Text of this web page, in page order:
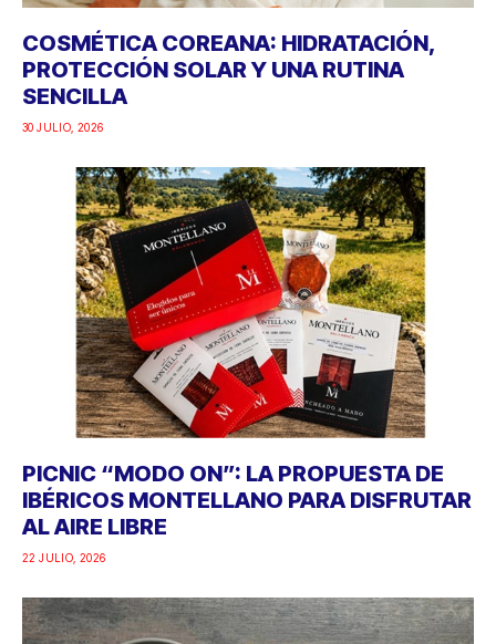
COSMÉTICA COREANA: HIDRATACIÓN,
PROTECCIÓN SOLAR Y UNA RUTINA
SENCILLA
30 JULIO, 2026
PICNIC “MODO ON”: LA PROPUESTA DE
IBÉRICOS MONTELLANO PARA DISFRUTAR
AL AIRE LIBRE
22 JULIO, 2026